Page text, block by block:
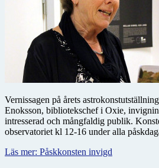
Vernissagen på årets
Enoksson, bibliotekschef i Oxie,
intresserad och mångfaldig publik.
observatoriet kl 12-16 under alla
Läs mer: Påskkonsten invigd